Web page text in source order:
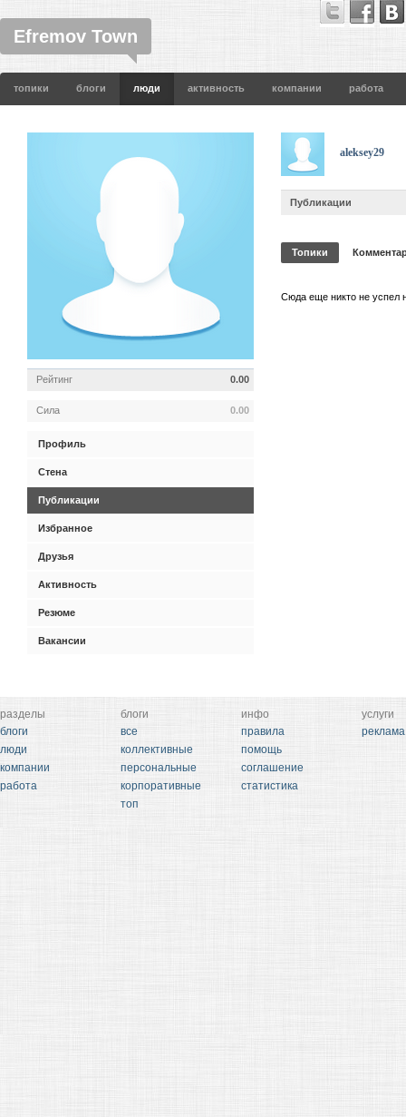
Efremov Town
топики блоги люди активность компании работа
aleksey29
Публикации
Топики
Сюда еще никто не успел
Рейтинг 0.00
Сила 0.00
Профиль
Стена
Публикации
Избранное
Друзья
Активность
Резюме
Вакансии
разделы
блоги
люди
компании
работа
блоги
все
коллективные
персональные
корпоративные
топ
инфо
правила
помощь
соглашение
статистика
услуги
реклама